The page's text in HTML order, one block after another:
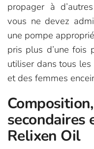
propager à
vous ne devez
une pompe
pris plus d’une fois
utiliser dans tous les
et des femmes
secondaires
Relixen Oil